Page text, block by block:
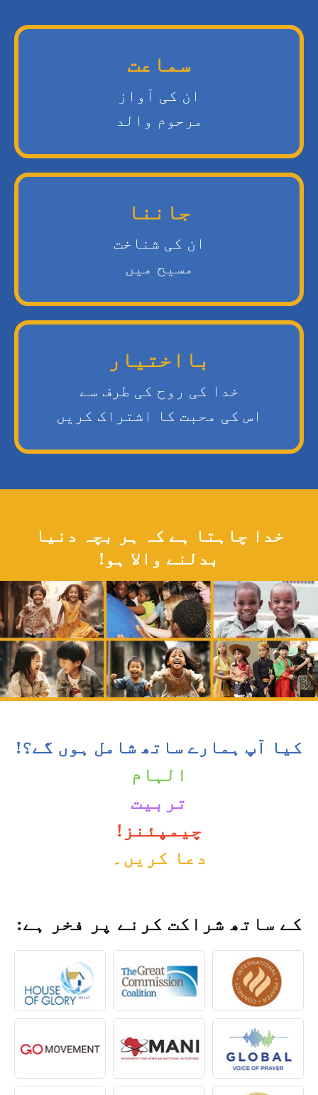
سماعت
ان کی آواز
مرحوم والد
جاننا
ان کی شناخت
مسیح میں
بااختیار
خدا کی روح کی طرف سے
اس کی محبت کا اشتراک کریں
خدا چاہتا ہے کہ ہر بچہ دنیا
بدلنے والا ہو!
کیا آپ ہمارے ساتھ شامل ہوں گے؟!
الہام
تربیت
چیمپئنز!
دعا کریں۔
کے ساتھ شراکت کرنے پر فخر ہے: